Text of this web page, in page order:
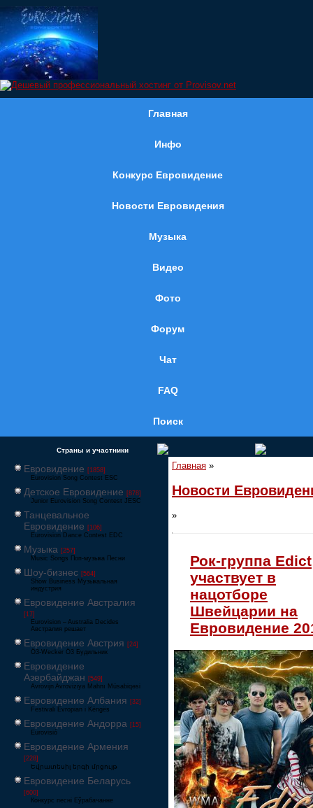
Главная
Инфо
Конкурс Евровидение
Новости Евровидения
Музыка
Видео
Фото
Форум
Чат
FAQ
Поиск
Страны и участники
Евровидение [1858]
Eurovision Song Contest ESC
Детское Евровидение [878]
Junior Eurovision Song Contest JESC
Танцевальное
Евровидение [106]
Eurovision Dance Contest EDC
Музыка [257]
Music Songs Поп-музыка Песни
Шоу-бизнес [564]
Show Business Музыкальная
индустрия
Евровидение Австралия
[17]
Eurovision – Australia Decides
Австралия решает
Евровидение Австрия [24]
Ö3-Wecker Ö3 Будильник
Евровидение
Азербайджан [549]
Avrovijn Avroviziya Mahnı Müsabiqəsi
Евровидение Албания [32]
Festivali Evropian i Këngës
Евровидение Андорра [15]
Eurovisió
Евровидение Армения
[228]
Եվրատեսիլ երգի մրցույթ
Евровидение Беларусь
[600]
Конкурс песні Еўрабачанне
Главная »
Новости
»
Рок-группа Edict
участвует в
нацотборе
Швейцарии на
Евровидение